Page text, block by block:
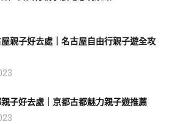
親子好去處｜名古屋自由行親子遊全攻
子好去處｜京都古都魅力親子遊推薦